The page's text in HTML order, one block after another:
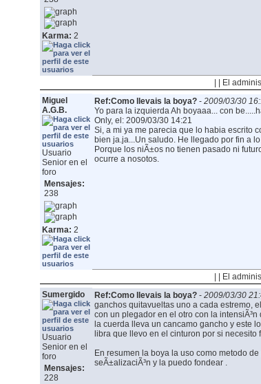
Karma: 2
| | El
Miguel
A.G.B.
Usuario
Senior en el
foro
Mensajes:
238
Karma: 2
Ref:Como llevais la boya?- 2009/03/30
Yo para la izquierdaAh boyaaa... con
Only, el: 2009/03/30 14:21
Si, a mi ya me parecia que lo habia escrito
bien ja.ja...Un saludo. He llegado por fin a
Porque los niÃ±os no tienen pasado ni
ocurre a nosotos.
| | El
Sumergido
Usuario
Senior en el
foro
Mensajes:
228
Ref:Como llevais la boya?- 2009/03/30
ganchos quitavueltas uno a cada estremo,
con un plegador en el otro con la
la cuerda lleva un cancamo gancho y este
libra que llevo en el cinturon por si
En resumen la boya la uso como metodo
seÃ±alizaciÃ³n y la puedo fondear .